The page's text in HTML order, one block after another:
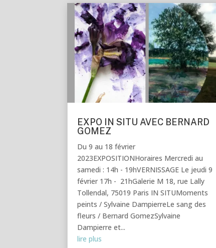
EXPO IN SITU AVEC BERNARD
GOMEZ
Du 9 au 18 février
2023EXPOSITIONHoraires Mercredi au
samedi : 14h - 19hVERNISSAGE Le jeudi 9
février 17h - 21hGalerie M 18, rue Lally
Tollendal, 75019 Paris IN SITUMoments
peints / Sylvaine DampierreLe sang des
fleurs / Bernard GomezSylvaine
Dampierre et...
lire plus